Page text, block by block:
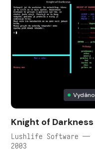
Vydáno
Knight of Darkness
Lushlife Software —
2003